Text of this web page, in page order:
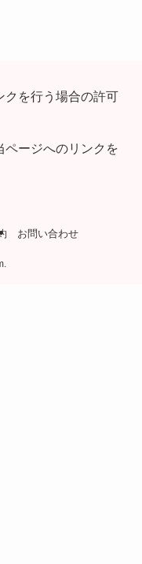
クを行う場合の許可
ページへのリンクを
お問い合わせ